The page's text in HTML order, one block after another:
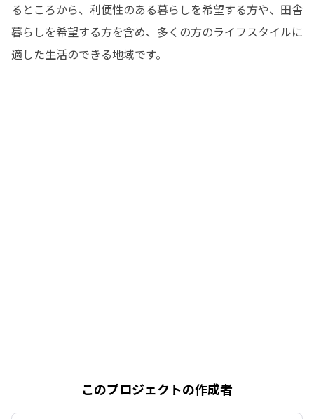
るところから、利便性のある暮らしを希望する方や、田舎
暮らしを希望する方を含め、多くの方のライフスタイルに
適した生活のできる地域です。
このプロジェクトの作成者